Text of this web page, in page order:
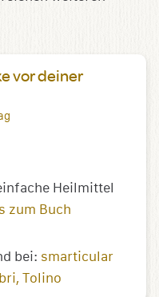
vor deiner
Heilmittel
zum Buch
bei: smarticular
Tolino